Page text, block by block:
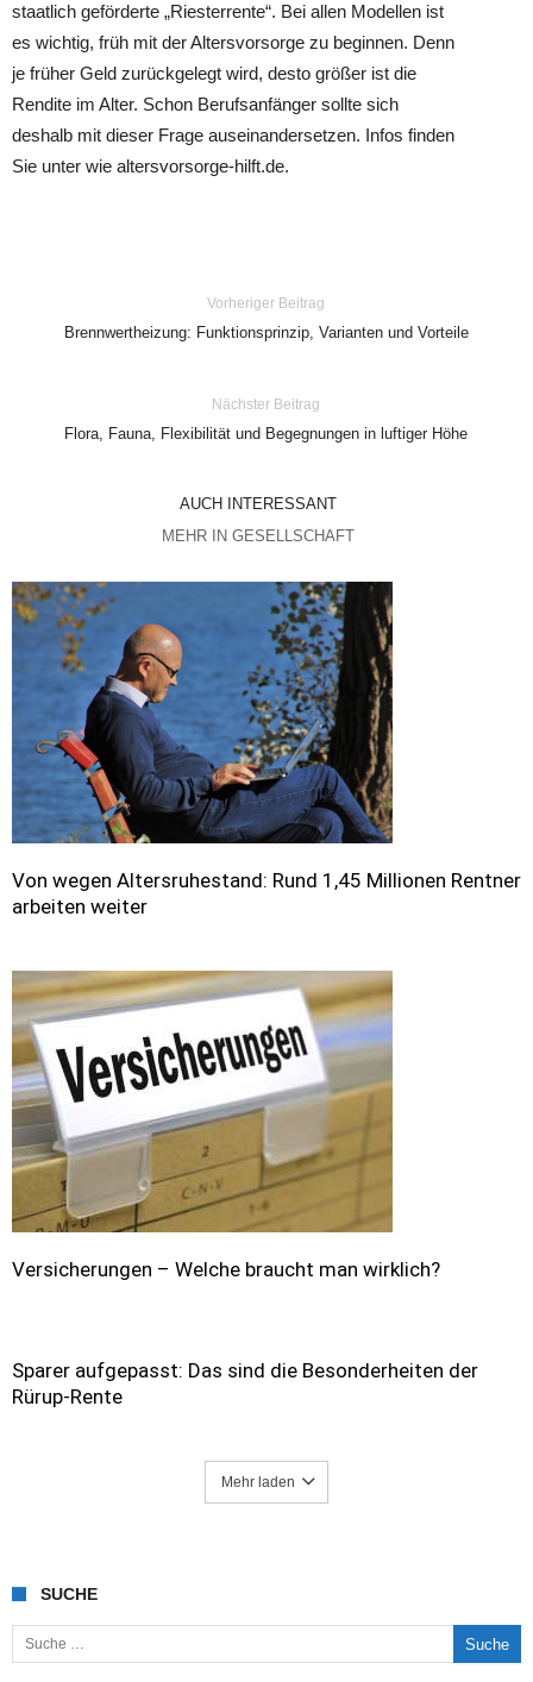
staatlich geförderte „Riesterrente“. Bei allen Modellen ist
es wichtig, früh mit der Altersvorsorge zu beginnen. Denn
je früher Geld zurückgelegt wird, desto größer ist die
Rendite im Alter. Schon Berufsanfänger sollte sich
deshalb mit dieser Frage auseinandersetzen. Infos finden
Sie unter wie altersvorsorge-hilft.de.
Vorheriger Beitrag
Brennwertheizung: Funktionsprinzip, Varianten und Vorteile
Nächster Beitrag
Flora, Fauna, Flexibilität und Begegnungen in luftiger Höhe
AUCH INTERESSANT
MEHR IN GESELLSCHAFT
Von wegen Altersruhestand: Rund 1,45 Millionen Rentner
arbeiten weiter
Versicherungen – Welche braucht man wirklich?
Sparer aufgepasst: Das sind die Besonderheiten der
Rürup-Rente
Mehr laden
SUCHE
Suche nach: